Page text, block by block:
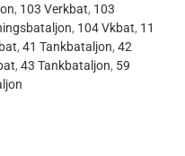
, 103 Verkbat, 103
, 104 Vkbat, 11
, 41 Tankbataljon, 42
, 43 Tankbataljon, 59